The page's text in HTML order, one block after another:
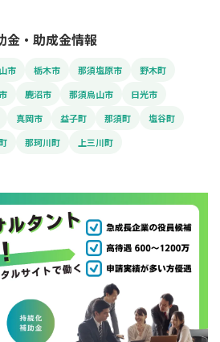
金・助成金情報
市 栃木市 那須塩原市
野木町
鹿沼市 那須烏山市
日光市
真岡市 益子町 那須町
塩谷町
那珂川町 上三川町